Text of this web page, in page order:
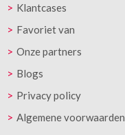
Klantcases
Favoriet van
Onze partners
Blogs
Privacy policy
Algemene voorwaarden